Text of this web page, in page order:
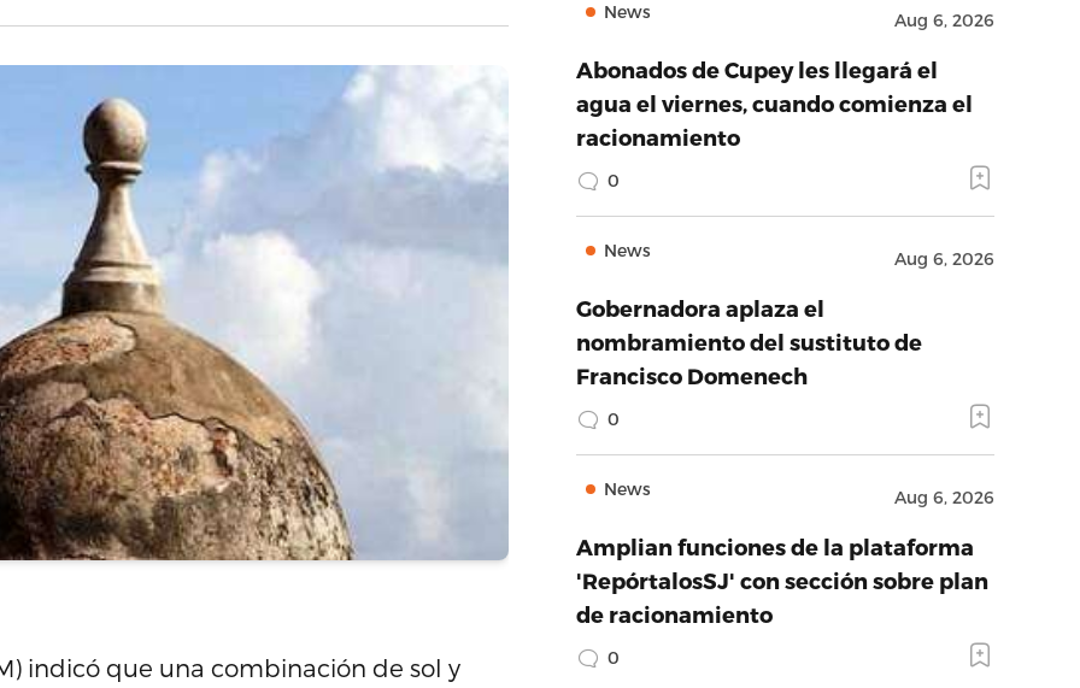
indicó que una combinación de sol y
News Aug 6, 2026
Abonados de Cupey les llegará el
agua el viernes, cuando comienza el
racionamiento
0
News Aug 6, 2026
Gobernadora aplaza el
nombramiento del sustituto de
Francisco Domenech
0
News Aug 6, 2026
Amplian funciones de la plataforma
'RepórtalosSJ' con sección sobre plan
de racionamiento
0